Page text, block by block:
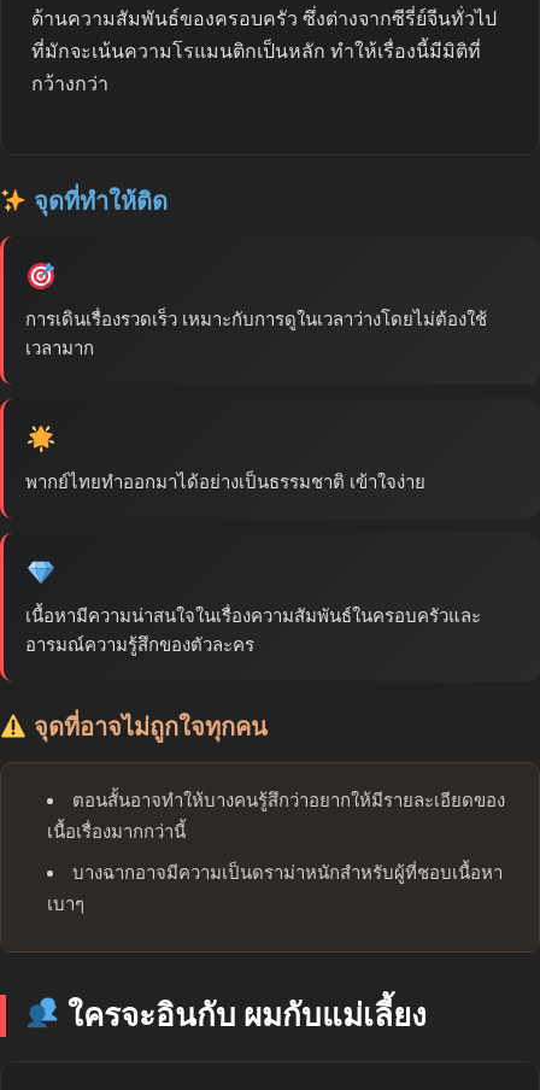
ด้านความสัมพันธ์ของครอบครัว ซึ่งต่างจากซีรี่ย์จีนทั่วไป
ที่มักจะเน้นความโรแมนติกเป็นหลัก ทำให้เรื่องนี้มีมิติที่
กว้างกว่า
จุดที่ทำให้ติด
การเดินเรื่องรวดเร็ว เหมาะกับการดูในเวลาว่างโดยไม่ต้องใช้
เวลามาก
พากย์ไทยทำออกมาได้อย่างเป็นธรรมชาติ เข้าใจง่าย
เนื้อหามีความน่าสนใจในเรื่องความสัมพันธ์ในครอบครัวและ
อารมณ์ความรู้สึกของตัวละคร
จุดที่อาจไม่ถูกใจทุกคน
ตอนสั้นอาจทำให้บางคนรู้สึกว่าอยากให้มีรายละเอียดของ
เนื้อเรื่องมากกว่านี้
บางฉากอาจมีความเป็นดราม่าหนักสำหรับผู้ที่ชอบเนื้อหา
เบาๆ
ใครจะอินกับ ผมกับแม่เลี้ยง